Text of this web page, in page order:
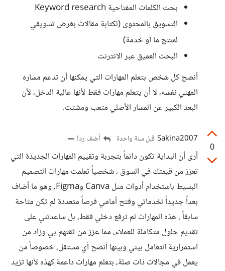
بحث الكلمات المفتاحية Keyword research
التسويق بالمحتوى (لكتابة مقالات بغرض تسويقي
لمنتج ما أو خدمة)
البحث العميق عبر الانترنت
أنصح كل شخص بتعلم المهارات التي يمكنها أن تدعم مساره
المهني نفسه، لا أن يتعلم مهارات فقط لأنها عالية الدخل، لأن
البعد الكبير عن المسار الأصلي متعب ومشتت.
0
Sakina2007 قبل سنة واحدة أضف ردا
أرى أن البداية تكون دائماً بتجربة وتقييم المهارات الجديدة التي
تعزز من قيمتك في السوق ، شخصياً تعلمت مهارات التصميم
البسيط باستخدام أدوات مثل Canva وFigma، وهو ما أضاف
بعداً جديداً لخدماتي وفتح أمامي فرصاً متعددة لم تكن متاحة
سابقاً ، هذه المهارات لم ترفع دخلي فقط، بل ساعدتني على
تقديم حلول متكاملة للعملاء، مما عزز من ثقتهم بي وزاد من
استمرارية التعامل بيني وبينها أنصح أي مستقل، خصوصاً من
يعمل في مجالات ذات صلة، بتعلم مهارات داعمة كهذه لأنها تزيد